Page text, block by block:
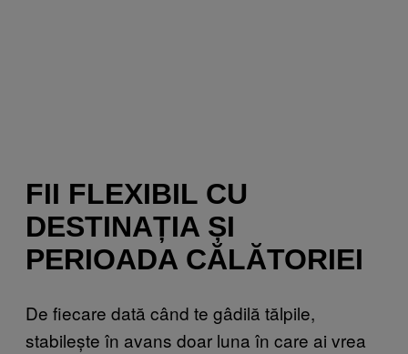
FII FLEXIBIL CU
DESTINAȚIA ȘI
PERIOADA CĂLĂTORIEI
De fiecare dată când te gâdilă tălpile,
stabilește în avans doar luna în care ai vrea